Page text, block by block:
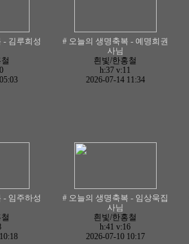
- 김루희성
# 오늘의 생명축복 - 예명희권
사님
흰빛/한홍철
h:37 v:11
2026-07-14 11:34
- 임주하성
# 오늘의 생명축복 - 임상욱집
사님
흰빛/한홍철
h:41 v:16
2026-07-10 10:17